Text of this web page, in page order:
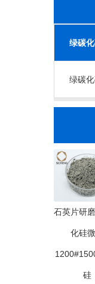
绿碳
绿碳
石英片研
化硅
硅